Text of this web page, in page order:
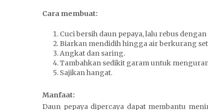
Cara membuat:
Cuci bersih daun pepaya, lalu rebus
Biarkan mendidih hingga air berkurang
Angkat dan saring.
Tambahkan sedikit garam untuk
Sajikan hangat.
Manfaat:
Daun pepaya dipercaya dapat membantu